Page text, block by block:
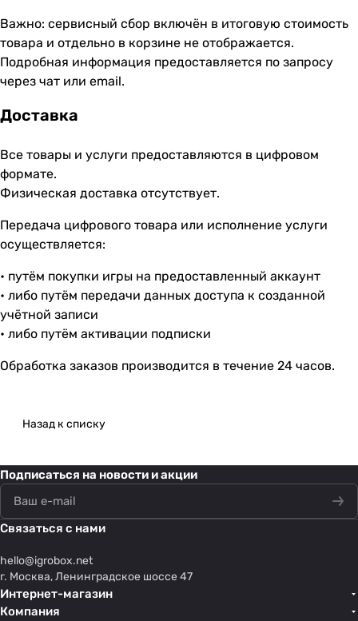
Важно: сервисный сбор включён в итоговую стоимость
товара и отдельно в корзине не отображается.
Подробная информация предоставляется по запросу
через чат или email.
Доставка
Все товары и услуги предоставляются в цифровом
формате.
Физическая доставка отсутствует.
Передача цифрового товара или исполнение услуги
осуществляется:
• путём покупки игры на предоставленный аккаунт
• либо путём передачи данных доступа к созданной
учётной записи
• либо путём активации подписки
Обработка заказов производится в течение 24 часов.
Назад к списку
Подписаться на новости и акции
Связаться с нами
hello@igrobox.net
г. Москва, Ленинградское шоссе 47
Интернет-магазин
Компания